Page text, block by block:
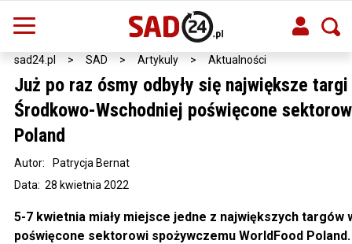
sad24.pl > SAD > Artykuly > Aktualności
Już po raz ósmy odbyły się największe
Środkowo-Wschodniej poświęcone
Poland
Data: 28 kwietnia 2022
Autor: Patrycja Bernat
5-7 kwietnia miały miejsce jedne z największych targów
poświęcone sektorowi spożywczemu WorldFood Poland.